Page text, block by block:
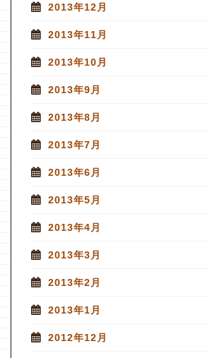
2013年12月
2013年11月
2013年10月
2013年9月
2013年8月
2013年7月
2013年6月
2013年5月
2013年4月
2013年3月
2013年2月
2013年1月
2012年12月